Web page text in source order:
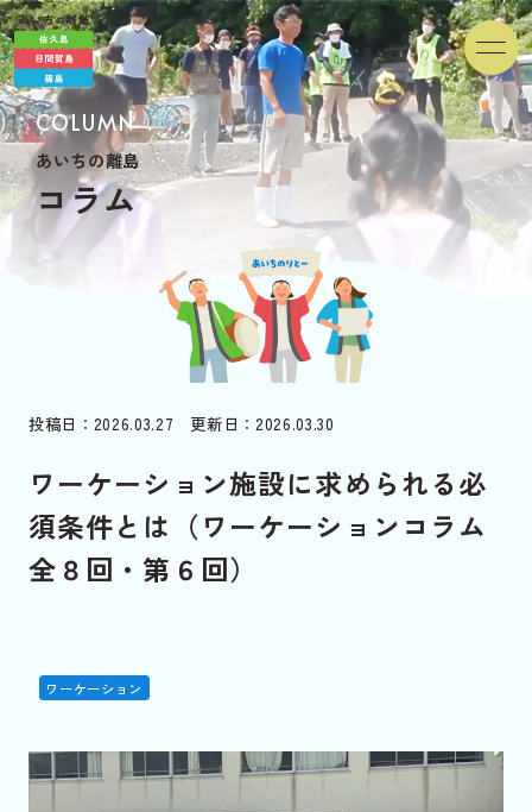
COLUMN
あいちの離島
コラム
投稿日：2026.03.27 更新日：2026.03.30
ワーケーション施設に求められる必
須条件とは（ワーケーションコラム
全８回・第６回）
ワーケーション